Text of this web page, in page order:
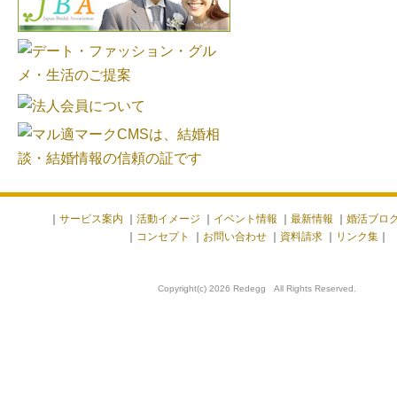
サービス案内 活動イメージ イベント情報 最新情報
婚活ブロ
コンセプト お問い合わせ｜ 資料請求｜ リンク集｜
Copyright(c) 2026 Redegg All Rights Reserved.